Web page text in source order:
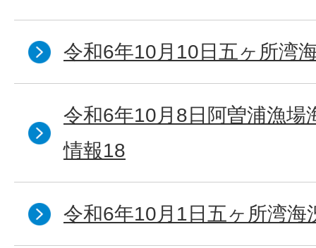
令和6年10月10日五ヶ所湾
令和6年10月8日阿曽浦漁場
情報18
令和6年10月1日五ヶ所湾海